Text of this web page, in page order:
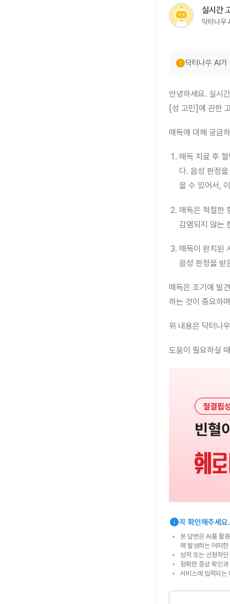
실시간
닥터나우
error닥터나우 AI
안녕하세요. 실시
[성 고민]에 관한
매독에 대해 궁금
매독 치료 후
다. 음성 판정
을 수 있어서,
매독은 적절한
감염되지 않는
매독이 완치된
음성 판정을 받
매독은 조기에 발
하는 것이 중요하
위 내용은 닥터나
도움이 필요하실
info꼭 확인해주세요.
본 답변은 AI를 활
해 발생하는 어떠
성적 또는 선정적
정확한 증상 확인
서비스에 입력되